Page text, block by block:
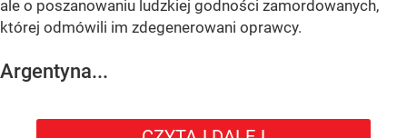
ale o poszanowaniu ludzkiej godności zamordowanych,
której odmówili im zdegenerowani oprawcy.
Argentyna...